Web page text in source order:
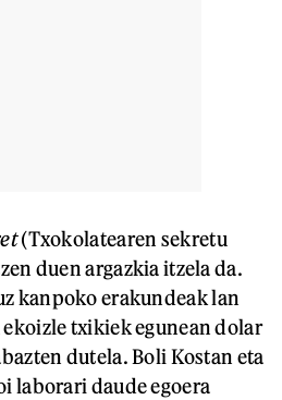
(Txokolatearen sekretu
duen argazkia itzela da.
kanpoko erakundeak lan
txikiek egunean dolar
dutela. Boli Kostan eta
laborari daude egoera